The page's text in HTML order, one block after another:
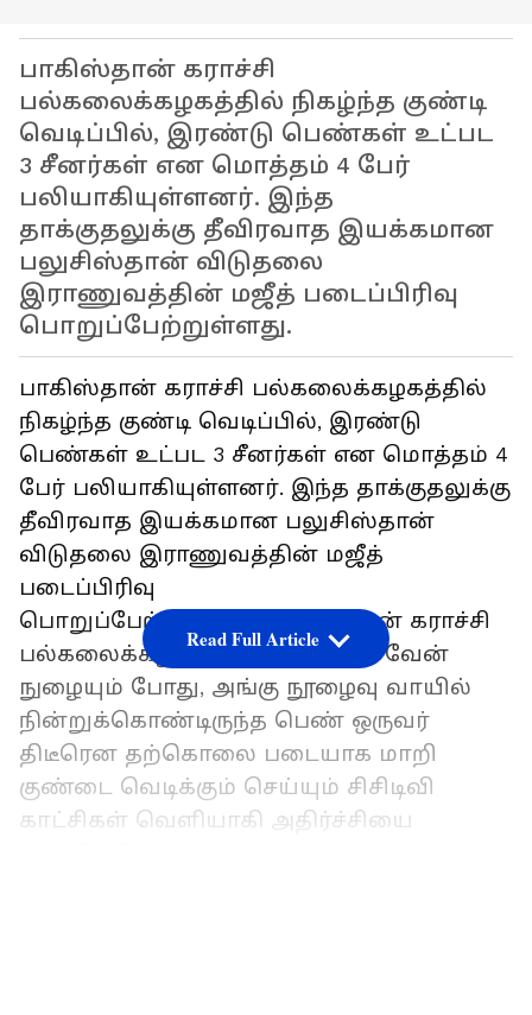
பாகிஸ்தான் கராச்சி
பல்கலைக்கழகத்தில் நிகழ்ந்த குண்டி
வெடிப்பில், இரண்டு பெண்கள் உட்பட
3 சீனர்கள் என மொத்தம் 4 பேர்
பலியாகியுள்ளனர். இந்த
தாக்குதலுக்கு தீவிரவாத இயக்கமான
பலுசிஸ்தான் விடுதலை
இராணுவத்தின் மஜீத் படைப்பிரிவு
பொறுப்பேற்றுள்ளது.
பாகிஸ்தான் கராச்சி பல்கலைக்கழகத்தில்
நிகழ்ந்த குண்டி வெடிப்பில், இரண்டு
பெண்கள் உட்பட 3 சீனர்கள் என மொத்தம் 4
பேர் பலியாகியுள்ளனர். இந்த தாக்குதலுக்கு
தீவிரவாத இயக்கமான பலுசிஸ்தான்
விடுதலை இராணுவத்தின் மஜீத்
படைப்பிரிவு
பொறுப்பேற்றுள்ளது. பாகிஸ்தான் கராச்சி
பல்கலைக்கழக வளாகத்திற்குள் வேன்
நுழையும் போது, அங்கு நூழைவு வாயில்
நின்றுக்கொண்டிருந்த பெண் ஒருவர்
திடீரென தற்கொலை படையாக மாறி
குண்டை வெடிக்கும் செய்யும் சிசிடிவி
காட்சிகள் வெளியாகி அதிர்ச்சியை
Read Full Article